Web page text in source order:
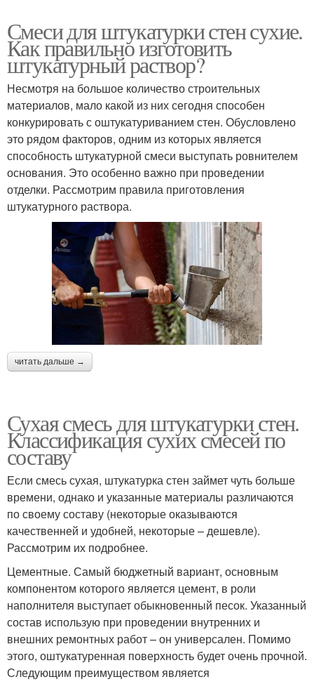
Смеси для штукатурки стен сухие.
Как правильно изготовить
штукатурный раствор?
Несмотря на большое количество строительных
материалов, мало какой из них сегодня способен
конкурировать с оштукатуриванием стен. Обусловлено
это рядом факторов, одним из которых является
способность штукатурной смеси выступать ровнителем
основания. Это особенно важно при проведении
отделки. Рассмотрим правила приготовления
штукатурного раствора.
читать дальше →
Сухая смесь для штукатурки стен.
Классификация сухих смесей по
составу
Если смесь сухая, штукатурка стен займет чуть больше
времени, однако и указанные материалы различаются
по своему составу (некоторые оказываются
качественней и удобней, некоторые – дешевле).
Рассмотрим их подробнее.
Цементные. Самый бюджетный вариант, основным
компонентом которого является цемент, в роли
наполнителя выступает обыкновенный песок. Указанный
состав использую при проведении внутренних и
внешних ремонтных работ – он универсален. Помимо
этого, оштукатуренная поверхность будет очень прочной.
Следующим преимуществом является